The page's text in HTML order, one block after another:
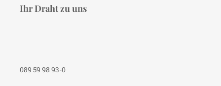
Ihr Draht zu uns
089 59 98 93-0